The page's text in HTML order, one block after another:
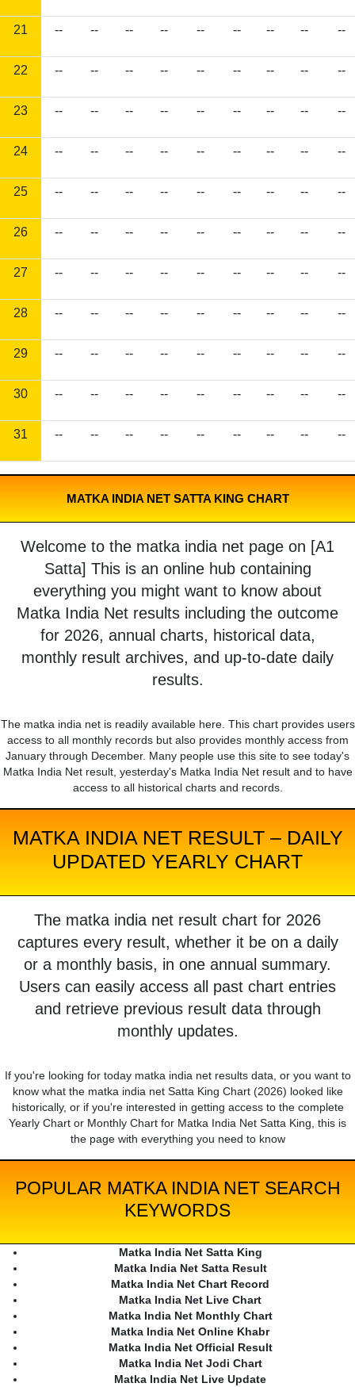
21 -- -- -- -- -- -- -- -- --
22 -- -- -- -- -- -- -- -- --
23 -- -- -- -- -- -- -- -- --
24 -- -- -- -- -- -- -- -- --
25 -- -- -- -- -- -- -- -- --
26 -- -- -- -- -- -- -- -- --
27 -- -- -- -- -- -- -- -- --
28 -- -- -- -- -- -- -- -- --
29 -- -- -- -- -- -- -- -- --
30 -- -- -- -- -- -- -- -- --
31 -- -- -- -- -- -- -- -- --
MATKA INDIA NET SATTA KING CHART
Welcome to the matka india net page on [A1
Satta] This is an online hub containing
everything you might want to know about
Matka India Net results including the outcome
for 2026, annual charts, historical data,
monthly result archives, and up-to-date daily
results.
The matka india net is readily available here. This chart provides users
access to all monthly records but also provides monthly access from
January through December. Many people use this site to see today's
Matka India Net result, yesterday's Matka India Net result and to have
access to all historical charts and records.
MATKA INDIA NET RESULT – DAILY
UPDATED YEARLY CHART
The matka india net result chart for 2026
captures every result, whether it be on a daily
or a monthly basis, in one annual summary.
Users can easily access all past chart entries
and retrieve previous result data through
monthly updates.
If you're looking for today matka india net results data, or you want to
know what the matka india net Satta King Chart (2026) looked like
historically, or if you're interested in getting access to the complete
Yearly Chart or Monthly Chart for Matka India Net Satta King, this is
the page with everything you need to know
POPULAR MATKA INDIA NET SEARCH
KEYWORDS
Matka India Net Satta King
Matka India Net Satta Result
Matka India Net Chart Record
Matka India Net Live Chart
Matka India Net Monthly Chart
Matka India Net Online Khabr
Matka India Net Official Result
Matka India Net Jodi Chart
Matka India Net Live Update